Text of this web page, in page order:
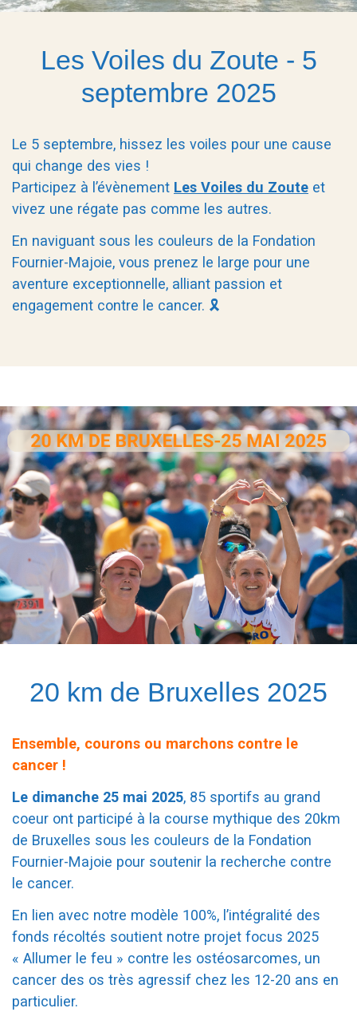
Les Voiles du Zoute - 5
septembre 2025
Le 5 septembre, hissez les voiles pour une cause
qui change des vies !
Participez à l’évènement Les Voiles du Zoute et
vivez une régate pas comme les autres.
En naviguant sous les couleurs de la Fondation
Fournier-Majoie, vous prenez le large pour une
aventure exceptionnelle, alliant passion et
engagement contre le cancer. 🎗️
20 km de Bruxelles 2025
Ensemble, courons ou marchons contre le
cancer !
Le dimanche 25 mai 2025, 85 sportifs au grand
coeur ont participé à la course mythique des 20km
de Bruxelles sous les couleurs de la Fondation
Fournier-Majoie pour soutenir la recherche contre
le cancer.
En lien avec notre modèle 100%, l’intégralité des
fonds récoltés soutient notre projet focus 2025
« Allumer le feu » contre les ostéosarcomes, un
cancer des os très agressif chez les 12-20 ans en
particulier.